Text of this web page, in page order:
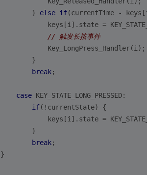
}
else if(currentTime -
keys[i].state =
// 触发长按事件
Key_LongPress_Handler(i);
}
break;
case KEY_STATE_LONG_PRESSED:
if(!currentState) {
keys[i].state =
}
break;